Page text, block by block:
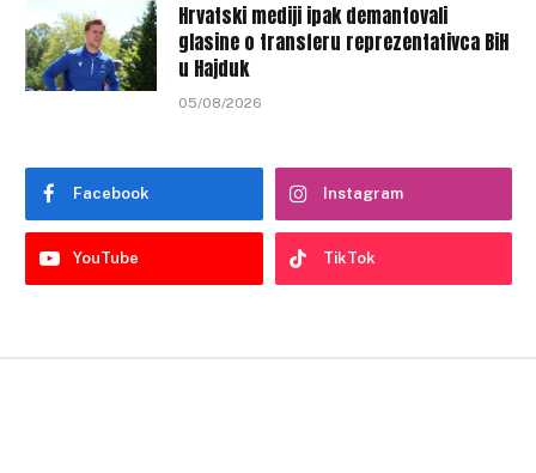
Hrvatski mediji ipak demantovali
glasine o transferu reprezentativca BiH
u Hajduk
05/08/2026
Facebook Instagram
YouTube TikTok